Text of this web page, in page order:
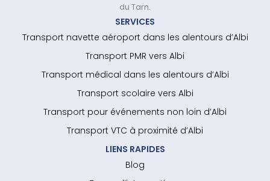
du Tarn.
SERVICES
Transport navette aéroport dans les alentours d’Albi
Transport PMR vers Albi
Transport médical dans les alentours d’Albi
Transport scolaire vers Albi
Transport pour événements non loin d’Albi
Transport VTC à proximité d’Albi
LIENS RAPIDES
Blog